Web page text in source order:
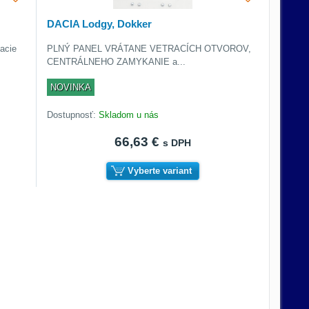
DACIA Lodgy, Dokker
PLNÝ PANEL VRÁTANE VETRACÍCH OTVOROV,
CENTRÁLNEHO ZAMYKANIE a...
NOVINKA
Dostupnosť:Skladom u nás
66,63 €s DPH
Vyberte variant